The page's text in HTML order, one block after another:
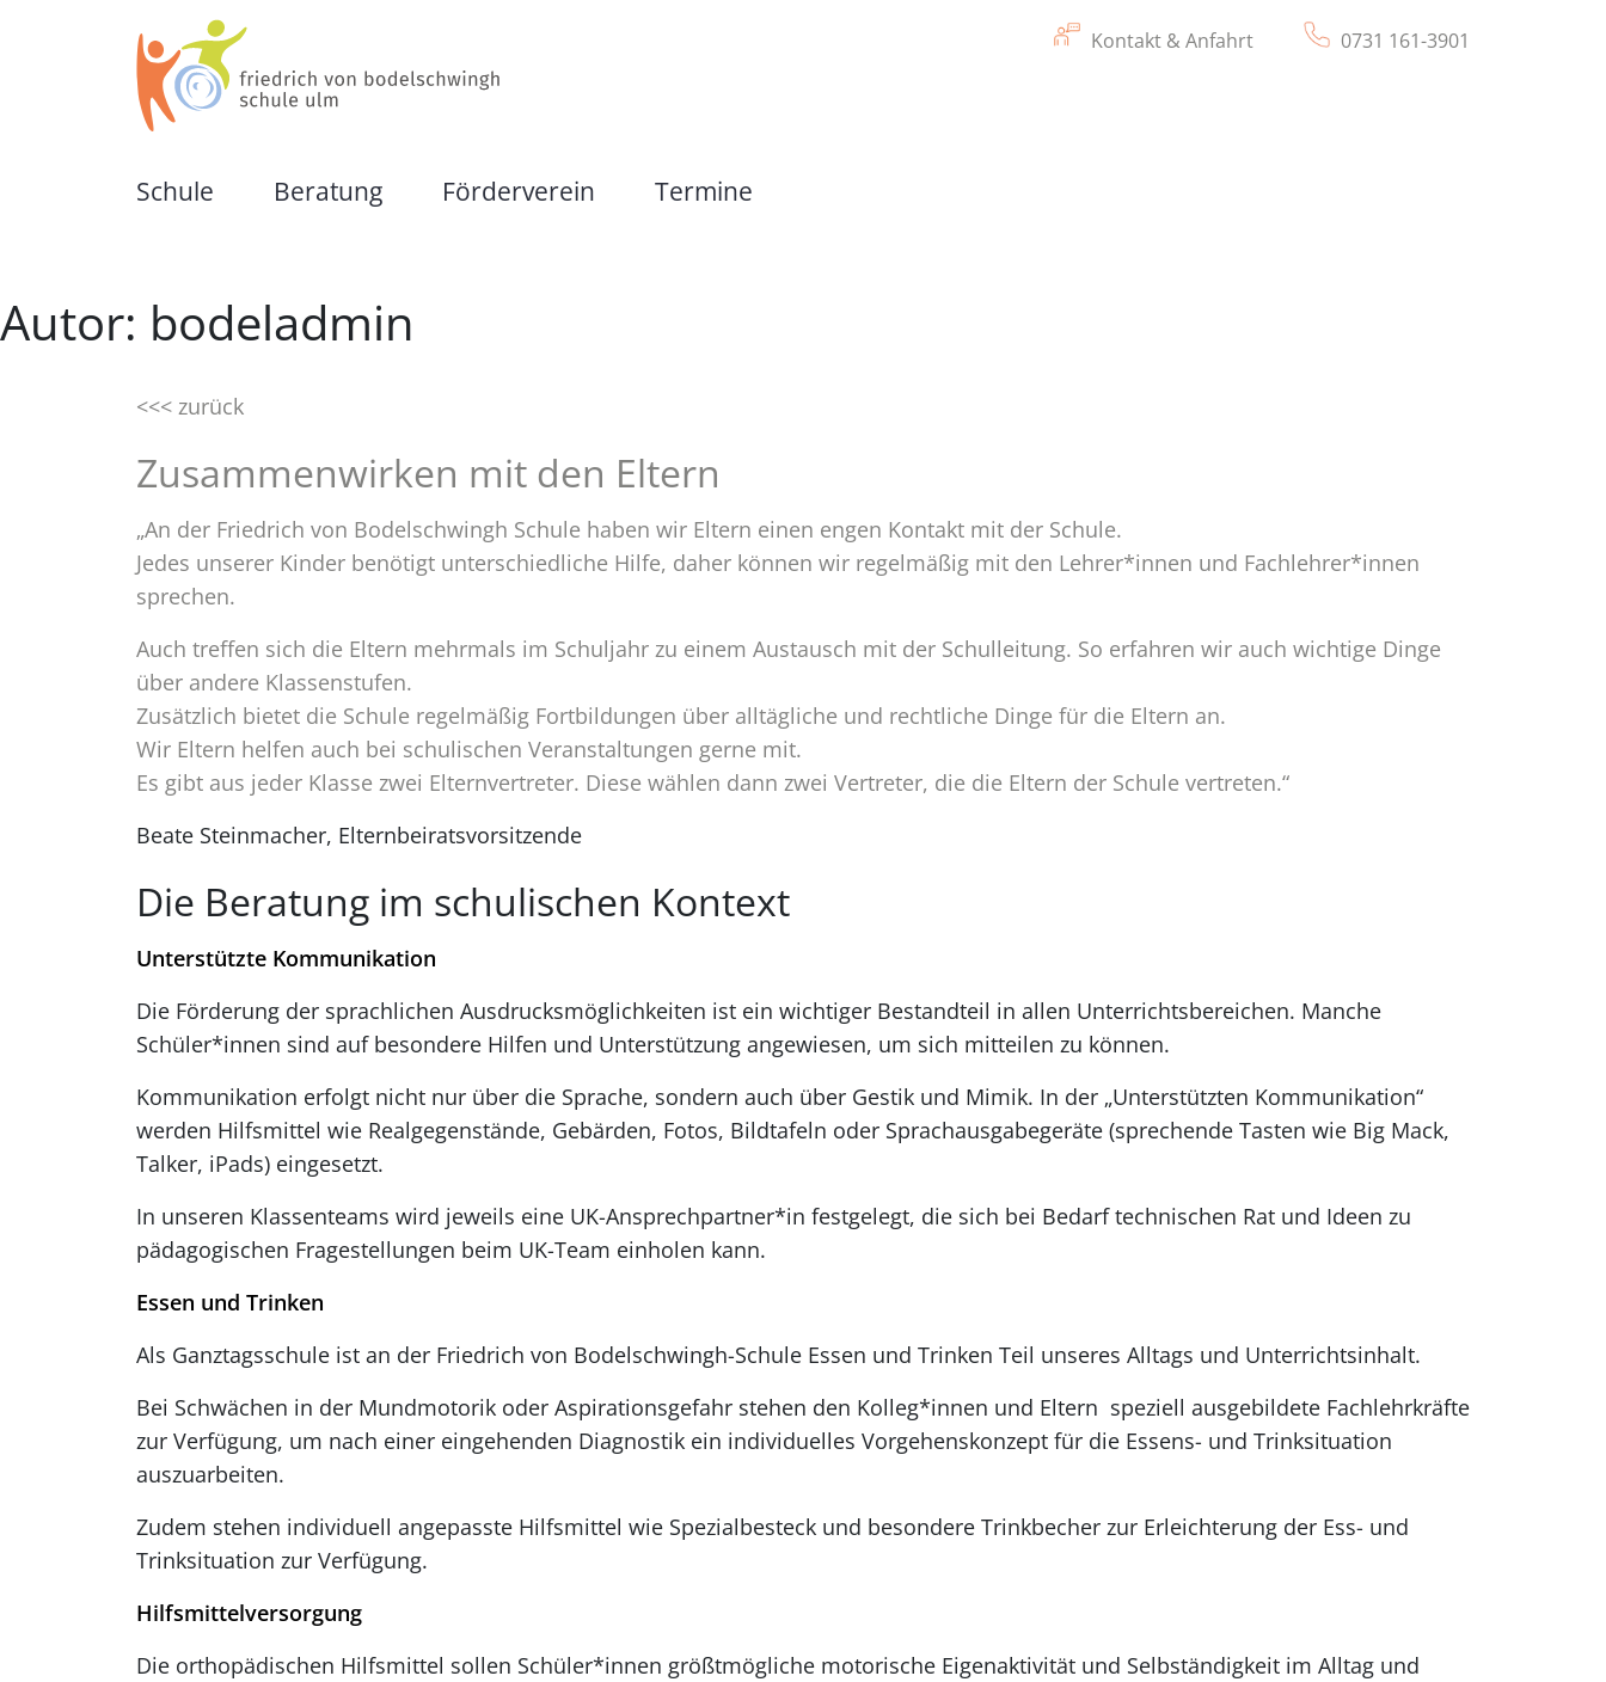
Kontakt & Anfahrt 0731 161-3901
Schule
Organisation
Schulkonzept
Für Schüler:innen
Bundesfreiwilligendienst
Beratung
Zusammenwirken mit Eltern
Schulkindergarten
Sonderpädagogischer Dienst
Förderverein Termine
Autor: bodeladmin
<<< zurück
Zusammenwirken mit den Eltern
„An der Friedrich von Bodelschwingh Schule haben wir Eltern einen engen Kontakt mit der Schule.
Jedes unserer Kinder benötigt unterschiedliche Hilfe, daher können wir regelmäßig mit den Lehrer*innen und Fachlehrer*innen
sprechen.
Auch treffen sich die Eltern mehrmals im Schuljahr zu einem Austausch mit der Schulleitung. So erfahren wir auch wichtige Dinge
über andere Klassenstufen.
Zusätzlich bietet die Schule regelmäßig Fortbildungen über alltägliche und rechtliche Dinge für die Eltern an.
Wir Eltern helfen auch bei schulischen Veranstaltungen gerne mit.
Es gibt aus jeder Klasse zwei Elternvertreter. Diese wählen dann zwei Vertreter, die die Eltern der Schule vertreten.“
Beate Steinmacher, Elternbeiratsvorsitzende
Die Beratung im schulischen Kontext
Unterstützte Kommunikation
Die Förderung der sprachlichen Ausdrucksmöglichkeiten ist ein wichtiger Bestandteil in allen Unterrichtsbereichen. Manche
Schüler*innen sind auf besondere Hilfen und Unterstützung angewiesen, um sich mitteilen zu können.
Kommunikation erfolgt nicht nur über die Sprache, sondern auch über Gestik und Mimik. In der „Unterstützten Kommunikation“
werden Hilfsmittel wie Realgegenstände, Gebärden, Fotos, Bildtafeln oder Sprachausgabegeräte (sprechende Tasten wie Big Mack,
Talker, iPads) eingesetzt.
In unseren Klassenteams wird jeweils eine UK-Ansprechpartner*in festgelegt, die sich bei Bedarf technischen Rat und Ideen zu
pädagogischen Fragestellungen beim UK-Team einholen kann.
Essen und Trinken
Als Ganztagsschule ist an der Friedrich von Bodelschwingh-Schule Essen und Trinken Teil unseres Alltags und Unterrichtsinhalt.
Bei Schwächen in der Mundmotorik oder Aspirationsgefahr stehen den Kolleg*innen und Eltern speziell ausgebildete Fachlehrkräfte
zur Verfügung, um nach einer eingehenden Diagnostik ein individuelles Vorgehenskonzept für die Essens- und Trinksituation
auszuarbeiten.
Zudem stehen individuell angepasste Hilfsmittel wie Spezialbesteck und besondere Trinkbecher zur Erleichterung der Ess- und
Trinksituation zur Verfügung.
Hilfsmittelversorgung
Die orthopädischen Hilfsmittel sollen Schüler*innen größtmögliche motorische Eigenaktivität und Selbständigkeit im Alltag und